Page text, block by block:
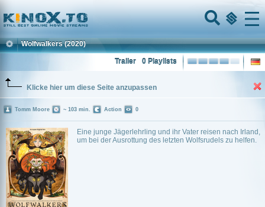
Home
Menu
Wolfwalkers (2020)
0 Playlists
Trailer
Klicke hier um diese Seite anzupassen
Eine junge Jägerlehrling und ihr Vater reisen nach Irland,
um bei der Ausrottung des letzten Wolfsrudels zu helfen.
Tomm Moore ~ 103 min. Action 0